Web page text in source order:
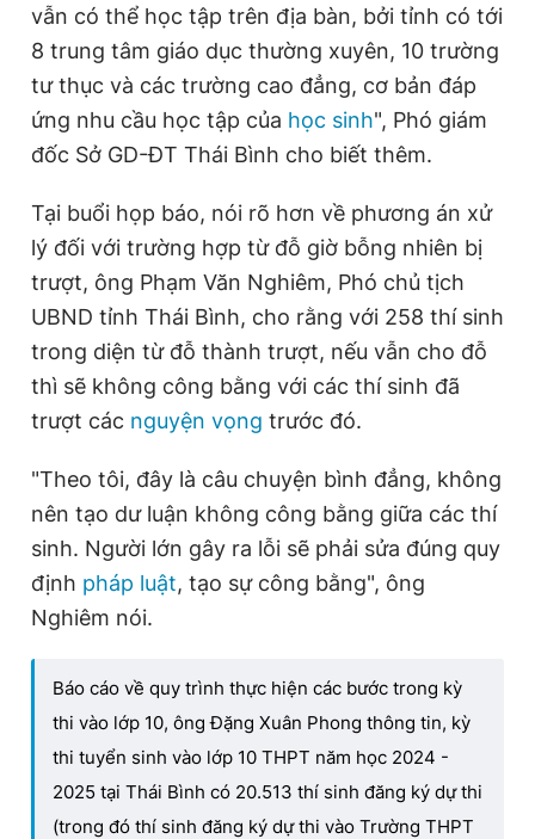
vẫn có thể học tập trên địa bàn, bởi tỉnh có tới
8 trung tâm giáo dục thường xuyên, 10 trường
tư thục và các trường cao đẳng, cơ bản đáp
ứng nhu cầu học tập của học sinh", Phó giám
đốc Sở GD-ĐT Thái Bình cho biết thêm.
Tại buổi họp báo, nói rõ hơn về phương án xử
lý đối với trường hợp từ đỗ giờ bỗng nhiên bị
trượt, ông Phạm Văn Nghiêm, Phó chủ tịch
UBND tỉnh Thái Bình, cho rằng với 258 thí sinh
trong diện từ đỗ thành trượt, nếu vẫn cho đỗ
thì sẽ không công bằng với các thí sinh đã
trượt các nguyện vọng trước đó.
"Theo tôi, đây là câu chuyện bình đẳng, không
nên tạo dư luận không công bằng giữa các thí
sinh. Người lớn gây ra lỗi sẽ phải sửa đúng quy
định pháp luật, tạo sự công bằng", ông
Nghiêm nói.
Báo cáo về quy trình thực hiện các bước trong kỳ
thi vào lớp 10, ông Đặng Xuân Phong thông tin, kỳ
thi tuyển sinh vào lớp 10 THPT năm học 2024 -
2025 tại Thái Bình có 20.513 thí sinh đăng ký dự thi
(trong đó thí sinh đăng ký dự thi vào Trường THPT